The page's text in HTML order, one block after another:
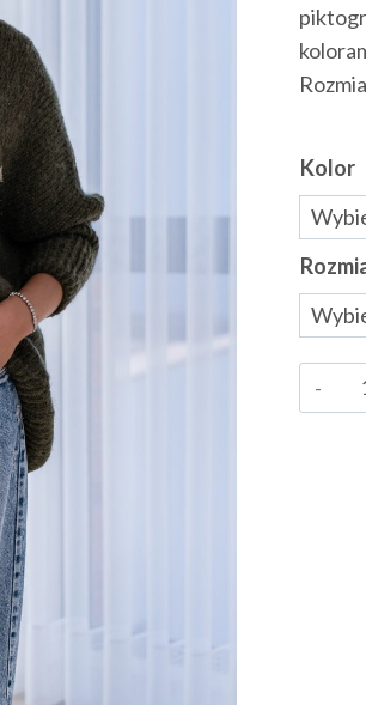
Kolor